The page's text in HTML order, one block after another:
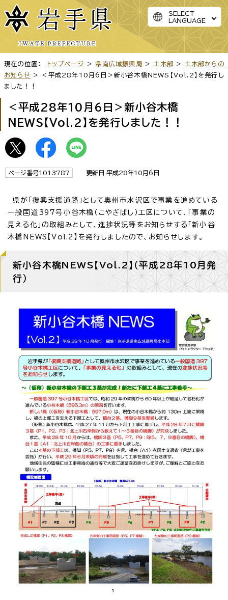
SELECT
LANGUAGE
現在の位置： トップページ > 県南広域振興局 > 土木部 >
土木部からの
お知らせ
> ＜平成28年10月6日＞新小谷木橋NEWS【Vol.2】を発行し
ました！！
＜平成28年10月6日＞新小谷木橋
NEWS【Vol.2】を発行しました！！
ページ番号1013787 更新日 平成28年10月6日
県が「復興支援道路」として奥州市水沢区で事業を進めている
一般国道397号小谷木橋（こやぎばし）工区について、「事業の
見える化」の取組みとして、進捗状況等をお知らせする「新小谷
木橋NEWS【Vol.2】を発行しましたので、お知らせします。
新小谷木橋NEWS【Vol.2】（平成28年10月発
行）